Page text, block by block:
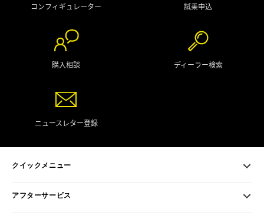
コンフィギュレーター 試乗申込
購入相談 ディーラー検索
ニュースレター登録
クイックメニュー
アフターサービス